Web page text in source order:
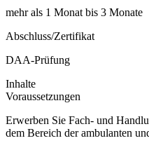
mehr als 1 Monat bis 3 Monate
Abschluss/Zertifikat
DAA-Prüfung
Inhalte
Voraussetzungen
Erwerben Sie Fach- und
dem Bereich der ambulanten